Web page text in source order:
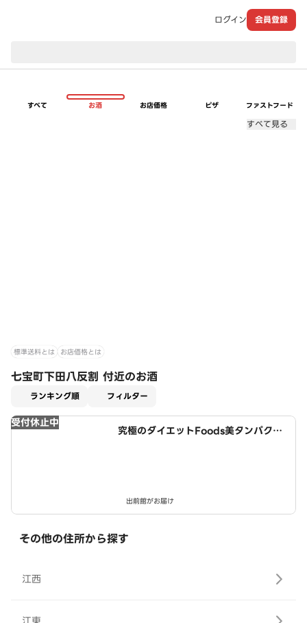
ログイン 会員登録
すべて お酒 お店価格 ピザ ファストフード
すべて見る
標準送料とは お店価格とは
七宝町下田八反割 付近のお酒
ランキング順 フィルター
受付休止中
究極のダイエットFoods美タンパクラ
出前館がお届け
その他の住所から探す
江西